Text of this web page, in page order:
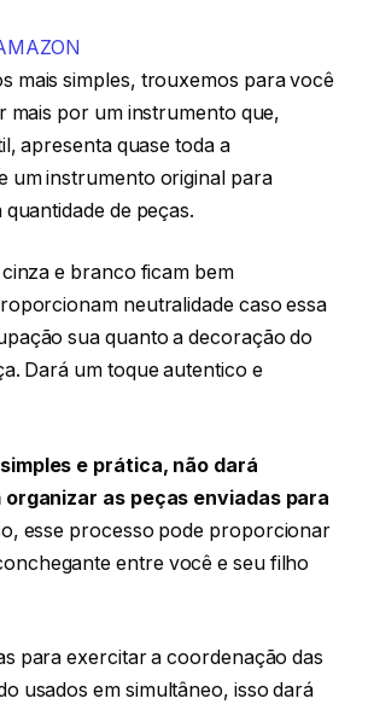
mais simples, trouxemos para você
mais por um instrumento que,
apresenta quase toda a
um instrumento original para
de peças.
e branco ficam bem
neutralidade caso essa
sua quanto a decoração do
Dará um toque autentico e
e prática, não dará
as peças enviadas para
esse processo pode proporcionar
entre você e seu filho
para exercitar a coordenação das
usados em simultâneo, isso dará